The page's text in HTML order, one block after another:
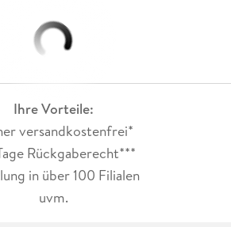
Ihre Vorteile:
versandkostenfrei*
Rückgaberecht***
in über 100 Filialen
uvm.